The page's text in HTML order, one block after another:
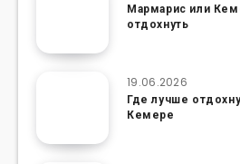
Мармарис или
отдохнуть
19.06.2026
Где лучше
Кемере